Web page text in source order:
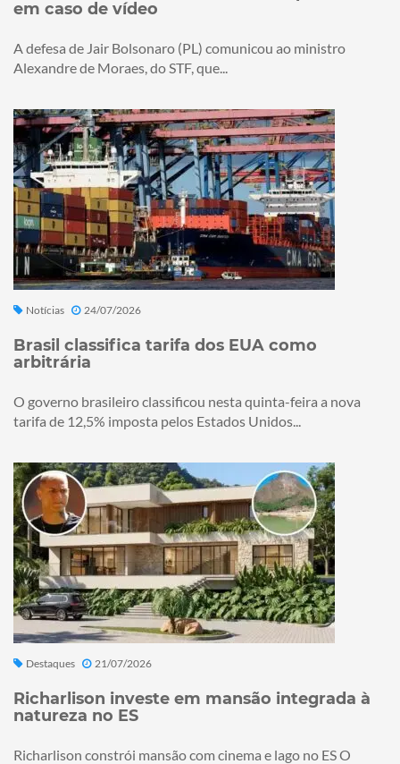
em caso de vídeo
A defesa de Jair Bolsonaro (PL) comunicou ao ministro
Alexandre de Moraes, do STF, que...
Notícias 24/07/2026
Brasil classifica tarifa dos EUA como
arbitrária
O governo brasileiro classificou nesta quinta-feira a nova
tarifa de 12,5% imposta pelos Estados Unidos...
Destaques 21/07/2026
Richarlison investe em mansão integrada à
natureza no ES
Richarlison constrói mansão com cinema e lago no ES O